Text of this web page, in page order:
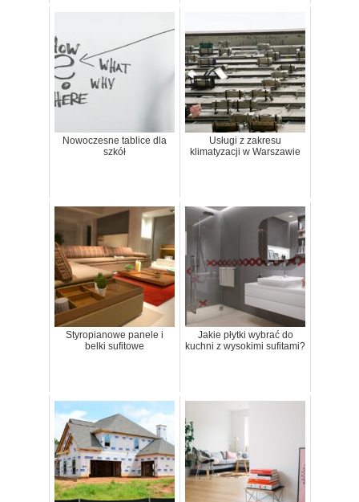
Nowoczesne tablice dla
szkół
Usługi z zakresu
klimatyzacji w Warszawie
Styropianowe panele i
belki sufitowe
Jakie płytki wybrać do
kuchni z wysokimi sufitami?